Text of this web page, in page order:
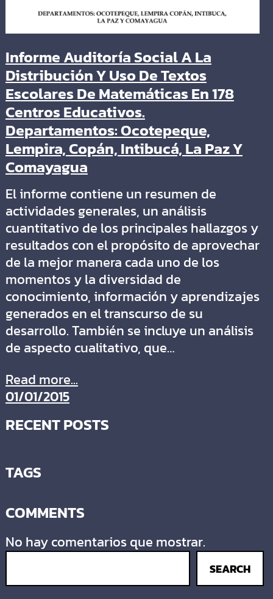
Informe Auditoría Social A La
Distribución Y Uso De Textos
Escolares De Matemáticas En 178
Centros Educativos.
Departamentos: Ocotepeque,
Lempira, Copán, Intibucá, La Paz Y
Comayagua
El informe contiene un resumen de
actividades generales, un análisis
cuantitativo de los principales hallazgos y
resultados con el propósito de aprovechar
de la mejor manera cada uno de los
momentos y la diversidad de
conocimiento, información y aprendizajes
generados en el transcurso de su
desarrollo. También se incluye un análisis
de aspecto cualitativo, que…
Read more...
01/01/2015
RECENT POSTS
TAGS
COMMENTS
No hay comentarios que mostrar.
SEARCH